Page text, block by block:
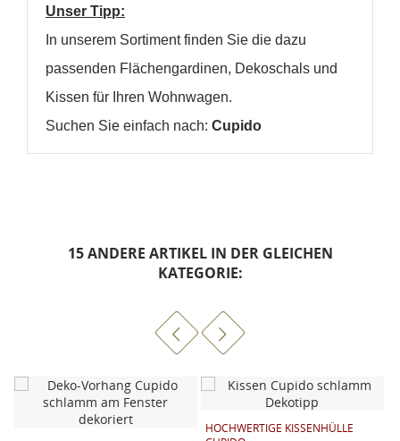
Unser Tipp:
In unserem Sortiment finden Sie die dazu
passenden Flächengardinen, Dekoschals und
Kissen für Ihren Wohnwagen.
Suchen Sie einfach nach: Cupido
15 ANDERE ARTIKEL IN DER GLEICHEN
KATEGORIE:
HOCHWERTIGE KISSENHÜLLE